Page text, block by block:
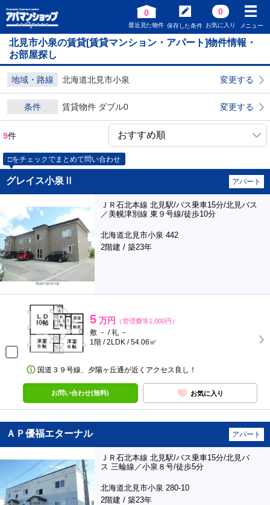
0
最近見た物件 保存した条件
0
お気に入り メニュー
北見市小泉の賃貸[賃貸マンション・アパート]物件情報・
お部屋探し
地域・路線 北海道北見市小泉 変更する
条件 賃貸物件 ダブル0 変更する
9件
□をチェックでまとめて問い合わせ
グレイス小泉Ⅱ アパート
ＪＲ石北本線 北見駅/バス乗車15分/北見バス
／美幌津別線 東９号線/徒歩10分
北海道北見市小泉 442
2階建 / 築23年
5 万円 （管理費等1,000円）
敷 － / 礼 －
1階 / 2LDK / 54.06㎡
国道３９号線、夕陽ヶ丘通が近くアクセス良し！
お問い合わせ(無料) お気に入り
ＡＰ優福エターナル アパート
ＪＲ石北本線 北見駅/バス乗車15分/北見バ
ス 三輪線／小泉８号/徒歩5分
北海道北見市小泉 280-10
2階建 / 築23年